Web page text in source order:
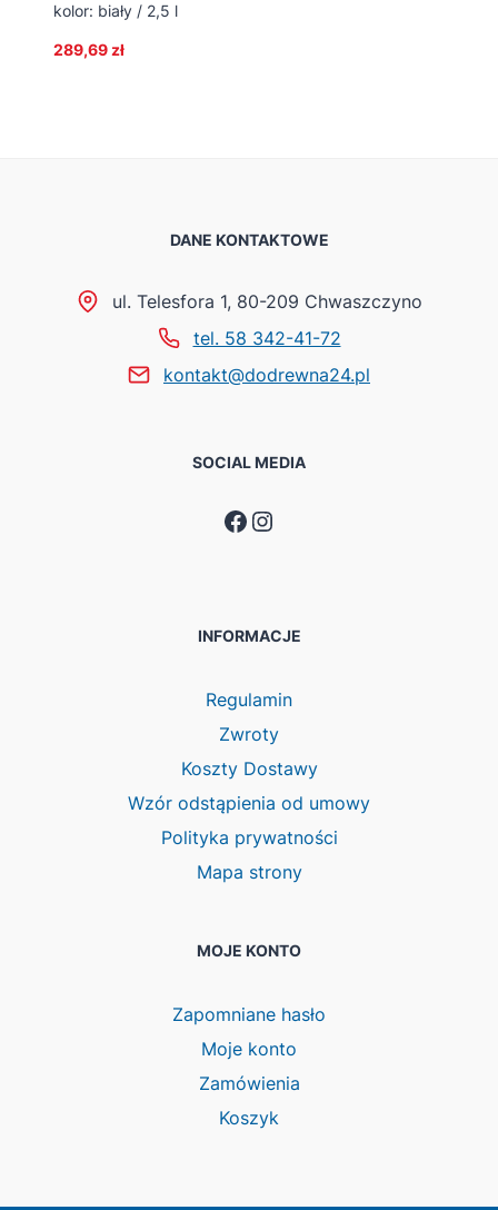
kolor: biały / 2,5 l
289,69zł
DANE KONTAKTOWE
ul. Telesfora 1, 80-209 Chwaszczyno
tel. 58 342-41-72
kontakt@dodrewna24.pl
SOCIAL MEDIA
Facebook
Instagram
INFORMACJE
Regulamin
Zwroty
Koszty Dostawy
Wzór odstąpienia od umowy
Polityka prywatności
Mapa strony
MOJE KONTO
Zapomniane hasło
Moje konto
Zamówienia
Koszyk